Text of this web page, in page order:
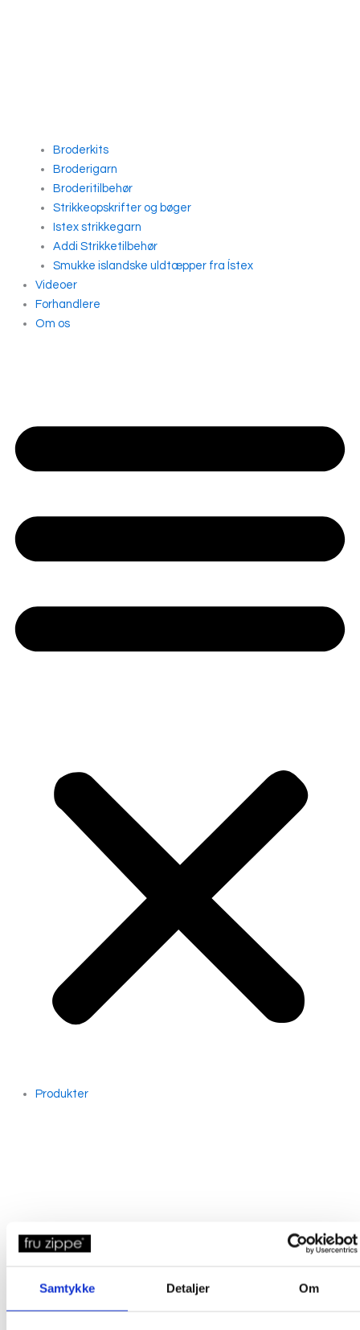
Samtykke Detaljer Om
Broderkits
Broderigarn
Broderitilbehør
Strikkeopskrifter og bøger
Istex strikkegarn
Addi Strikketilbehør
Smukke islandske uldtæpper fra Ístex
Videoer
Forhandlere
Om os
Produkter